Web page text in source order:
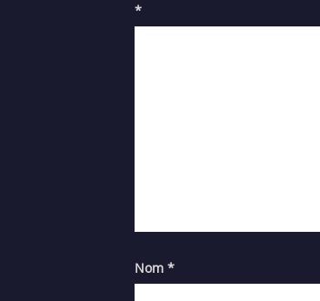
*
Nom *